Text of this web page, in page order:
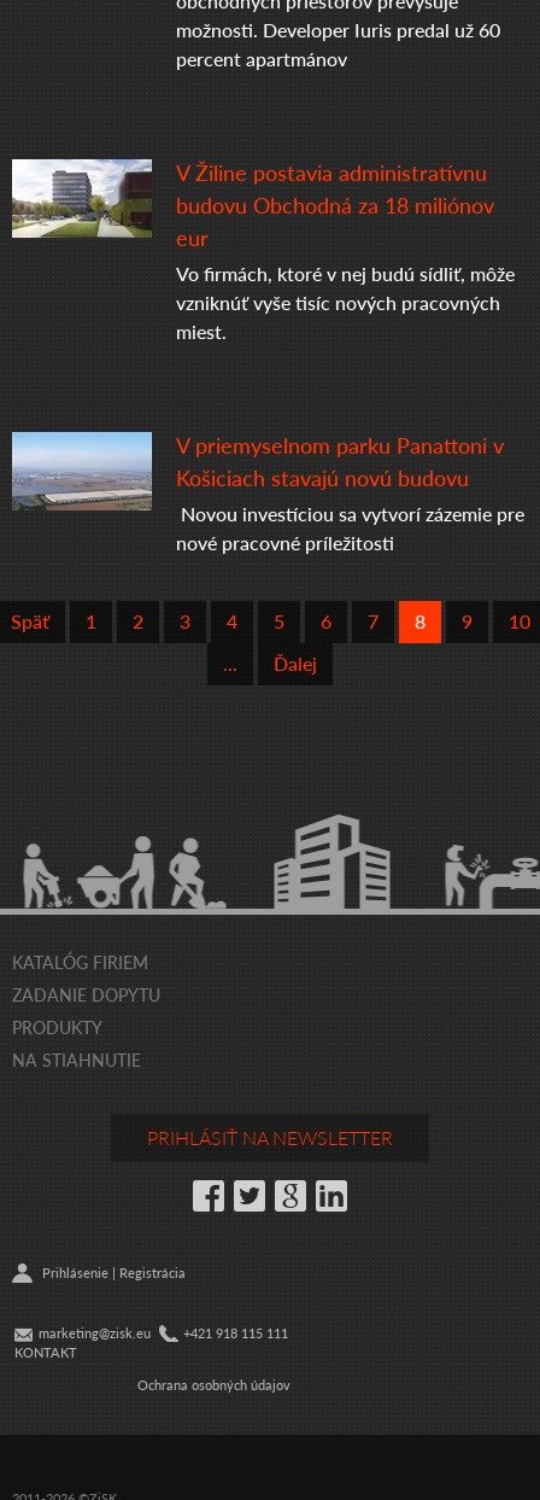
možnosti. Developer Iuris predal už 60
percent apartmánov
V Žiline postavia administratívnu
budovu Obchodná za 18 miliónov
eur
Vo firmách, ktoré v nej budú sídliť, môže
vzniknúť vyše tisíc nových pracovných
miest.
V priemyselnom parku Panattoni v
Košiciach stavajú novú budovu
Novou investíciou sa vytvorí zázemie pre
nové pracovné príležitosti
Späť 1 2 3 4 5 6 7 8 9
10
...
Ďalej
KATALÓG FIRIEM
ZADANIE DOPYTU
PRODUKTY
NA STIAHNUTIE
PRIHLÁSIŤ NA NEWSLETTER
Prihlásenie | Registrácia
marketing@zisk.eu
+421 918 115 111
KONTAKT
Ochrana osobných údajov